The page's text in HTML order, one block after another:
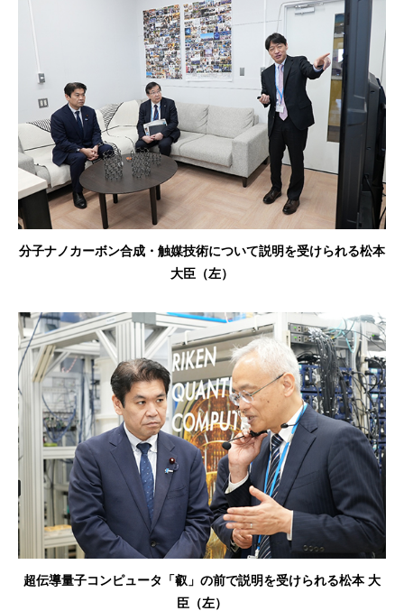
分子ナノカーボン合成・触媒技術について説明を受けられる松本
大臣（左）
超伝導量子コンピュータ「叡」の前で説明を受けられる松本 大
臣（左）